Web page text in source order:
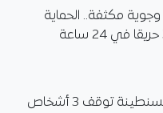
مكثفة.. الحماية
فيديو.. شرطة قسنطينة توقف 3 أشخاص